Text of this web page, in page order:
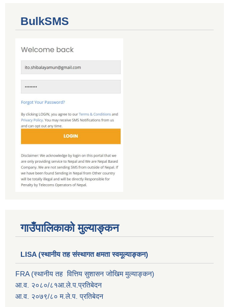
BulkSMS
गाउँपालिकाको मुल्याङ्कन
LISA (स्थानीय तह संस्थागत क्षमता स्वमूल्याङ्कन)
FRA (स्थानीय तह वित्तिय सुशासन जोखिम मुल्याङ्कन)
आ.व. २०८०/८१आ.ले.प.प्रतिबेदन
आ.व. २०७९/८० म.ले.प. प्रतिबेदन